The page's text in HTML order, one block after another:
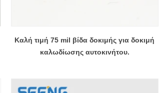
Καλή τιμή 75 mil βίδα δοκιμής για δοκιμή
καλωδίωσης αυτοκινήτου.